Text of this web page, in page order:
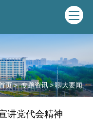
页 > 专题资讯>聊大要闻
讲党代会精神